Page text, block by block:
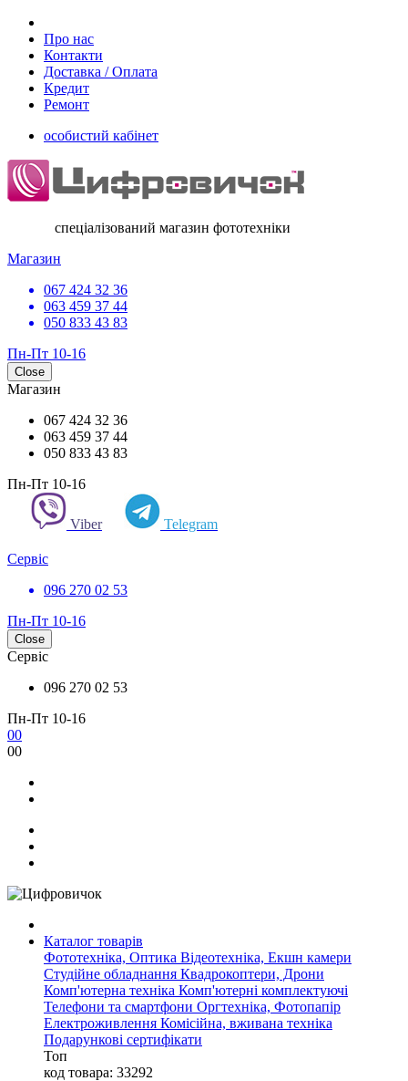
Про нас
Контакти
Доставка / Оплата
Кредит
Ремонт
особистий кабінет
спеціалізований магазин фототехніки
Магазин
067 424 32 36
063 459 37 44
050 833 43 83
Пн-Пт 10-16
Close
Магазин
067 424 32 36
063 459 37 44
050 833 43 83
Пн-Пт 10-16
Viber Telegram
Сервіс
096 270 02 53
Пн-Пт 10-16
Close
Сервіс
096 270 02 53
Пн-Пт 10-16
00
00
Каталог товарів
Фототехніка, Оптика Відеотехніка, Екшн камери
Студійне обладнання Квадрокоптери, Дрони
Комп'ютерна техніка Комп'ютерні комплектуючі
Телефони та смартфони Оргтехніка, Фотопапір
Електроживлення Комісійна, вживана техніка
Подарункові сертифікати
Топ
код товара: 33292